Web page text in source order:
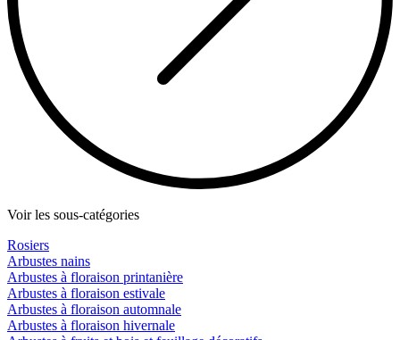
Voir les sous-catégories
Rosiers
Arbustes nains
Arbustes à floraison printanière
Arbustes à floraison estivale
Arbustes à floraison automnale
Arbustes à floraison hivernale